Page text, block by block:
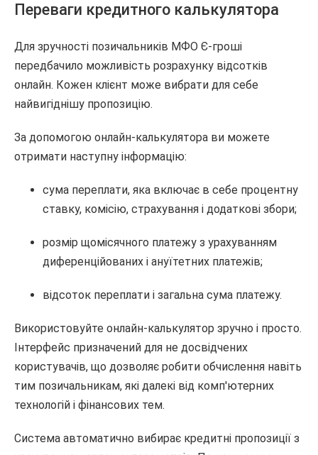
Переваги кредитного калькулятора
Для зручності позичальників МФО Є-гроші
передбачило можливість розрахунку відсотків
онлайн. Кожен клієнт може вибрати для себе
найвигіднішу пропозицію.
За допомогою онлайн-калькулятора ви можете
отримати наступну інформацію:
сума переплати, яка включає в себе процентну
ставку, комісію, страхування і додаткові збори;
розмір щомісячного платежу з урахуванням
диференційованих і ануїтетних платежів;
відсоток переплати і загальна сума платежу.
Використовуйте онлайн-калькулятор зручно і просто.
Інтерфейс призначений для не досвідчених
користувачів, що дозволяє робити обчислення навіть
тим позичальникам, які далекі від комп'ютерних
технологій і фінансових тем.
Система автоматично вибирає кредитні пропозиції з